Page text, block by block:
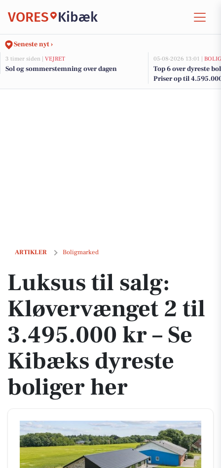
VORES Kibæk
Seneste nyt ›
3 timer siden | VEJRET
Sol og sommerstemning over dagen
05-08-2026 13:01 |
Top 6 over dyreste
Priser op til
ARTIKLER Boligmarked
Luksus til salg: Kløvervænget 2 til 3.495.000 kr – Se Kibæks dyreste
Luksus til salg:
Kløvervænget 2 til
3.495.000 kr – Se
Kibæks dyreste
boliger her